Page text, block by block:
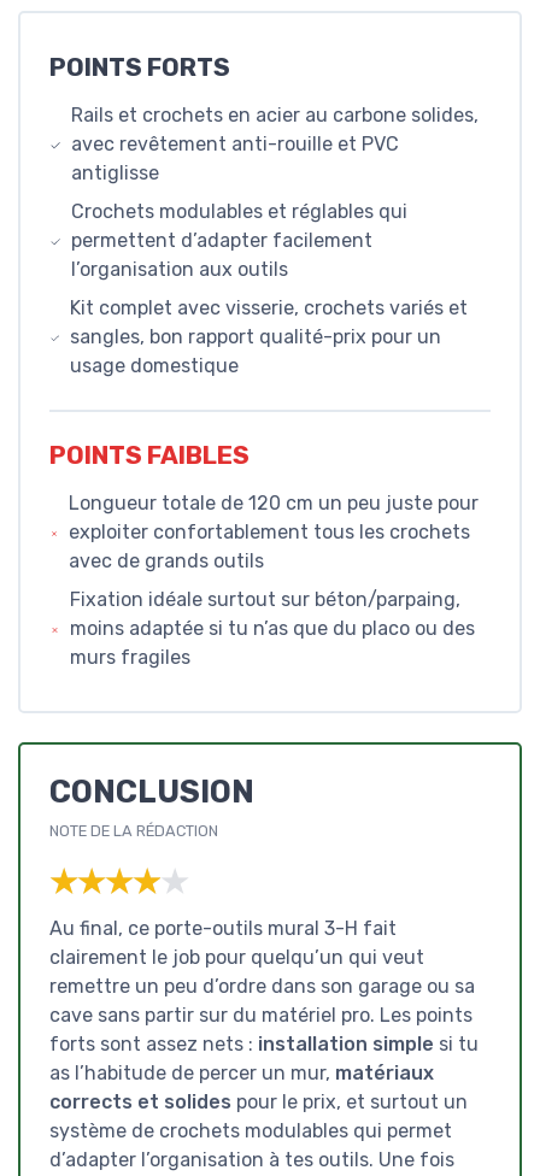
POINTS FORTS
Rails et crochets en acier au carbone solides,
avec revêtement anti-rouille et PVC
antiglisse
Crochets modulables et réglables qui
permettent d’adapter facilement
l’organisation aux outils
Kit complet avec visserie, crochets variés et
sangles, bon rapport qualité-prix pour un
usage domestique
POINTS FAIBLES
Longueur totale de 120 cm un peu juste pour
exploiter confortablement tous les crochets
avec de grands outils
Fixation idéale surtout sur béton/parpaing,
moins adaptée si tu n’as que du placo ou des
murs fragiles
CONCLUSION
NOTE DE LA RÉDACTION
★★★★★
★★★★★
Au final, ce porte-outils mural 3-H fait
clairement le job pour quelqu’un qui veut
remettre un peu d’ordre dans son garage ou sa
cave sans partir sur du matériel pro. Les points
forts sont assez nets : installation simple si tu
as l’habitude de percer un mur, matériaux
corrects et solides pour le prix, et surtout un
système de crochets modulables qui permet
d’adapter l’organisation à tes outils. Une fois